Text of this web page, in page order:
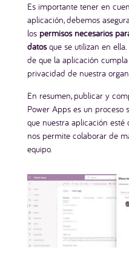
Es importante tener en
aplicación, debemos
lospermisos necesarios
datosque se utilizan en
de que la aplicación
privacidad de nuestra
En resumen, publicar y
Power Apps es un proceso
que nuestra aplicación
nos permite colaborar de
equipo.